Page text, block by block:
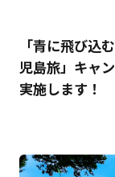
「青に飛び
児島旅」キャ
実施します！